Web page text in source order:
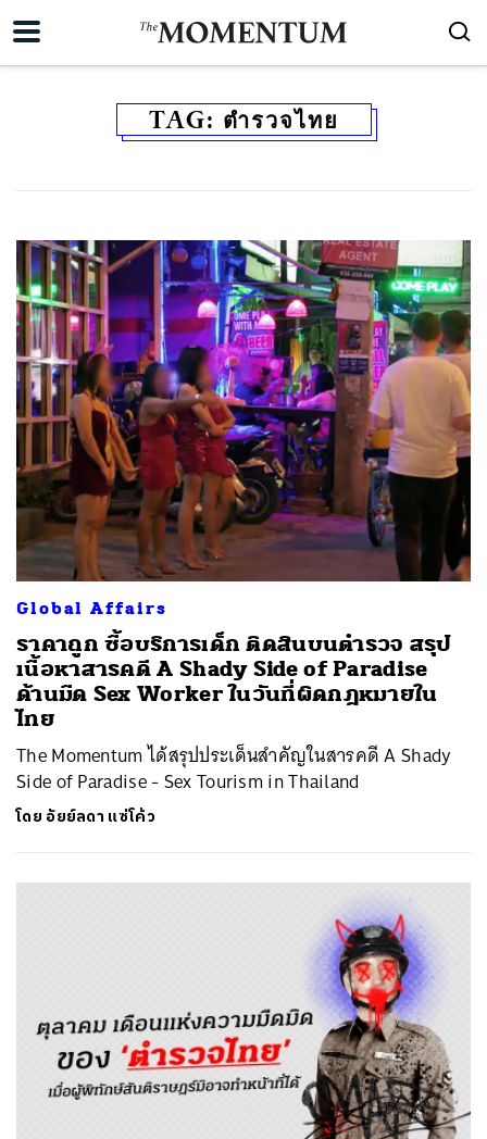
TAG: ตำรวจไทย
Global Affairs
ราคาถูก ซื้อบริการเด็ก ติดสินบนตำรวจ สรุป
เนื้อหาสารคดี A Shady Side of Paradise
ด้านมืด Sex Worker ในวันที่ผิดกฎหมายใน
ไทย
The Momentum ได้สรุปประเด็นสำคัญในสารคดี A Shady
Side of Paradise - Sex Tourism in Thailand
โดย อัยย์ลดา แซ่โค้ว